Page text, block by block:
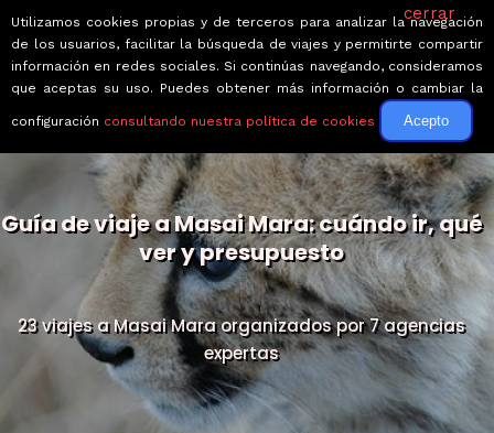
Guía de viaje a Masai Mara: cuándo ir, qué
ver y presupuesto
23 viajes a Masai Mara organizados por 7 agencias
expertas
cerrar
Utilizamos cookies propias y de terceros para analizar la navegación
de los usuarios, facilitar la búsqueda de viajes y permitirte compartir
información en redes sociales. Si continúas navegando, consideramos
que aceptas su uso. Puedes obtener más información o cambiar la
configuración consultando nuestra política de cookies Acepto